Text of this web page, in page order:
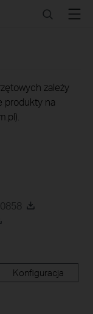
SearchMenu
zależy
produkty na
Konfiguracja